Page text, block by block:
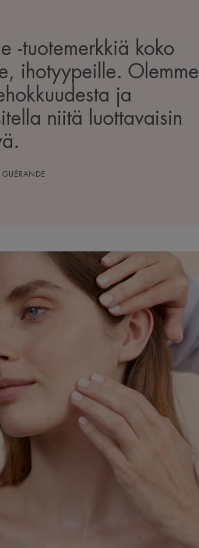
-tuotemerkkiä koko
ihotyypeille. Olemme
ja
niitä luottavaisin